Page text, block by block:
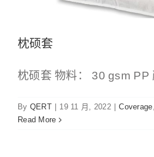
枕硕套
枕硕套 物料： 30 gsm PP
By QERT 19 11 月, 2022 Coverage,
Read More